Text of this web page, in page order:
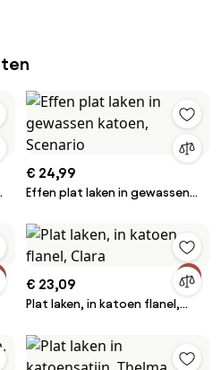
€ 24,99
Effen plat laken in gewassen
€ 23,09
Plat laken, in katoen flanel,